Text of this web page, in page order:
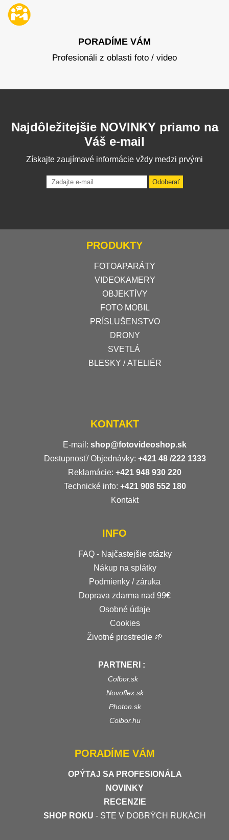
PORADÍME VÁM
Profesionáli z oblasti foto / video
Najdôležitejšie NOVINKY priamo na
Váš e-mail
Získajte zaujímavé informácie vždy medzi prvými
Odoberať
PRODUKTY
FOTOAPARÁTY
VIDEOKAMERY
OBJEKTÍVY
FOTO MOBIL
PRÍSLUŠENSTVO
DRONY
SVETLÁ
BLESKY / ATELIÉR
KONTAKT
E-mail: shop@fotovideoshop.sk
Dostupnosť/ Objednávky: +421 48 /222 1333
Reklamácie: +421 948 930 220
Technické info: +421 908 552 180
Kontakt
INFO
FAQ - Najčastejšie otázky
Nákup na splátky
Podmienky / záruka
Doprava zdarma nad 99€
Osobné údaje
Cookies
Životné prostredie 🌱
PARTNERI :
Colbor.sk
Novoflex.sk
Photon.sk
Colbor.hu
PORADÍME VÁM
OPÝTAJ SA PROFESIONÁLA
NOVINKY
RECENZIE
SHOP ROKU - STE V DOBRÝCH RUKÁCH